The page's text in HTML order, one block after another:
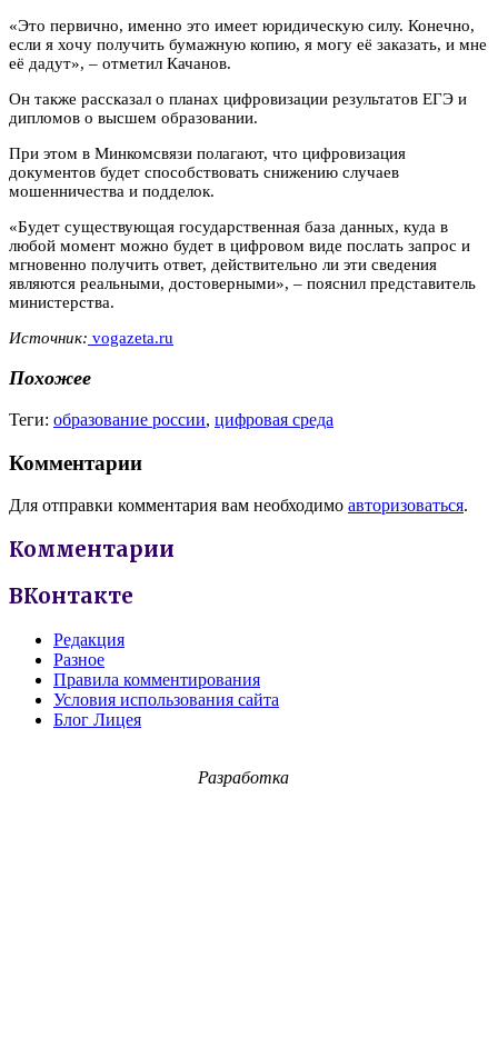
«Это первично, именно это имеет юридическую силу. Конечно,
если я хочу получить бумажную копию, я могу её заказать, и мне
её дадут», – отметил Качанов.
Он также рассказал о планах цифровизации результатов ЕГЭ и
дипломов о высшем образовании.
При этом в Минкомсвязи полагают, что цифровизация
документов будет способствовать снижению случаев
мошенничества и подделок.
«Будет существующая государственная база данных, куда в
любой момент можно будет в цифровом виде послать запрос и
мгновенно получить ответ, действительно ли эти сведения
являются реальными, достоверными», – пояснил представитель
министерства.
Источник: vogazeta.ru
Похожее
Теги: образование россии, цифровая среда
Комментарии
Для отправки комментария вам необходимо авторизоваться.
Комментарии
ВКонтакте
Редакция
Разное
Правила комментирования
Условия использования сайта
Блог Лицея
Разработка